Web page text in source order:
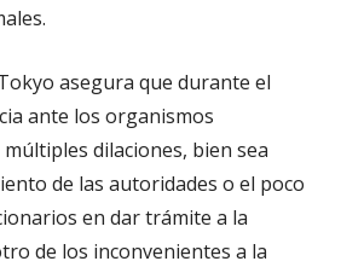
asegura que durante el
ante los organismos
dilaciones, bien sea
de las autoridades o el poco
en dar trámite a la
de los inconvenientes a la